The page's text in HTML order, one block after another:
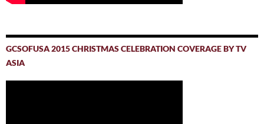
GCSOFUSA 2015 CHRISTMAS CELEBRATION COVERAGE BY TV
ASIA